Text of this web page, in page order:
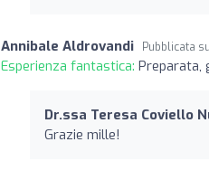
Annibale Aldrovandi Pubblicata su
Esperienza fantastica: Preparata,
Dr.ssa Teresa Coviello
Grazie mille!